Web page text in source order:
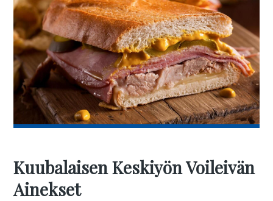
Kuubalaisen Keskiyön Voileivän
Ainekset